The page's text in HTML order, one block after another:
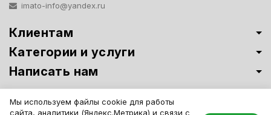
imato-info@yandex.ru
Клиентам
Категории и услуги
Написать нам
Витрины премиум-класса ИМАТО
Политика обработки персональных
данных
Мы используем файлы cookie для работы
сайта, аналитики (Яндекс.Метрика) и связи с